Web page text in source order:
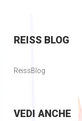
REISSBLOG
ReissBlog
VEDI ANCHE